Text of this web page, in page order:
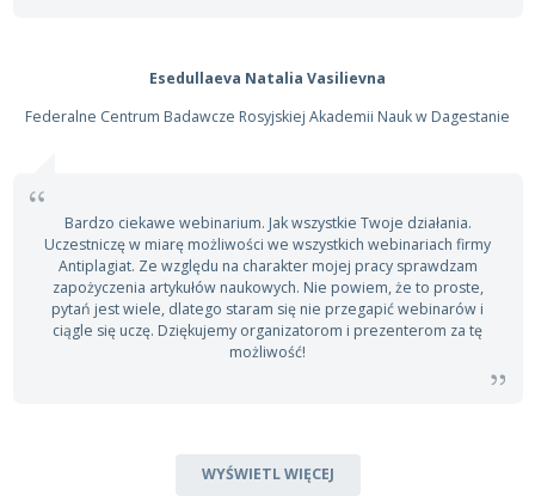
Esedullaeva Natalia Vasilievna
Federalne Centrum Badawcze Rosyjskiej Akademii Nauk w Dagestanie
Bardzo ciekawe webinarium. Jak wszystkie Twoje działania.
Uczestniczę w miarę możliwości we wszystkich webinariach firmy
Antiplagiat. Ze względu na charakter mojej pracy sprawdzam
zapożyczenia artykułów naukowych. Nie powiem, że to proste,
pytań jest wiele, dlatego staram się nie przegapić webinarów i
ciągle się uczę. Dziękujemy organizatorom i prezenterom za tę
możliwość!
WYŚWIETL WIĘCEJ